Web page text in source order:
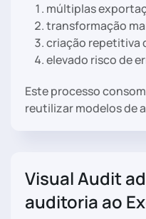
múltiplas
transformação
criação repetitiva
elevado risco de
Este processo
reutilizar modelos de
Visual Audit
auditoria ao